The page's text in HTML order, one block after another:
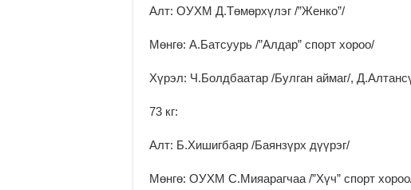
Алт: ОУХМ Д.Төмөрхүлэг /”Женко”/
Мөнгө: А.Батсуурь /”Алдар” спорт хороо/
Хүрэл: Ч.Болдбаатар /Булган аймаг/,
73 кг:
Алт: Б.Хишигбаяр /Баянзүрх дүүрэг/
Мөнгө: ОУХМ С.Мияарагчаа /”Хүч” спорт